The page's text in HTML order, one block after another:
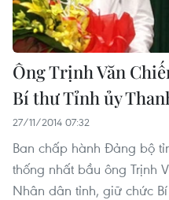
Ông Trịnh Văn
Bí thư Tỉnh ủy
27/11/2014 07:32
Ban chấp hành Đảng bộ
thống nhất bầu ông Trịnh
Nhân dân tỉnh, giữ chức